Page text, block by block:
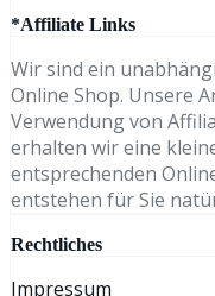
*Affiliate Links
Wir sind ein
Online Shop. Unsere
Verwendung von
erhalten wir eine
entsprechenden
entstehen für Sie
Rechtliches
Impressum